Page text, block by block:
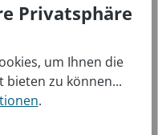
DIE A30 / A20 /
SERIEN.
Privatsphäre
um Ihnen die
bieten zu können...
.